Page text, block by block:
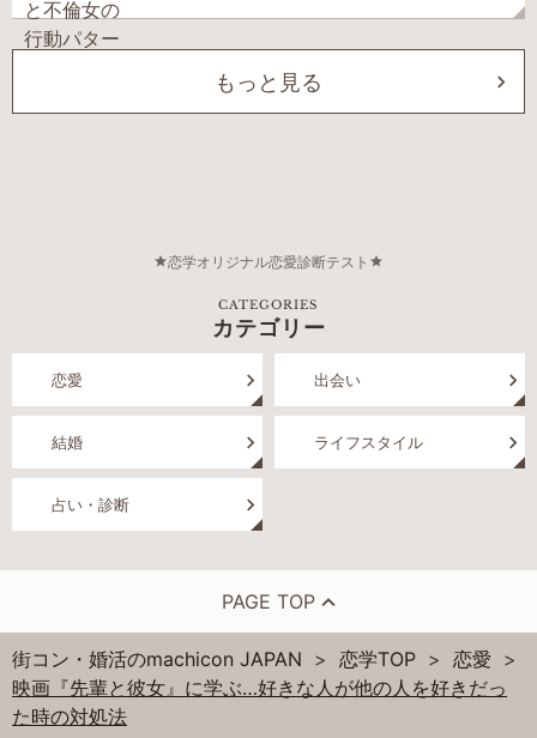
もっと見る
恋学オリジナル恋愛診断テスト
CATEGORIES
カテゴリー
恋愛 出会い
結婚 ライフスタイル
占い・診断
PAGE TOP
街コン・婚活のmachicon JAPAN 恋学TOP
恋愛
映画『先輩と彼女』に学ぶ…好きな人が他の人を好きだっ
た時の対処法